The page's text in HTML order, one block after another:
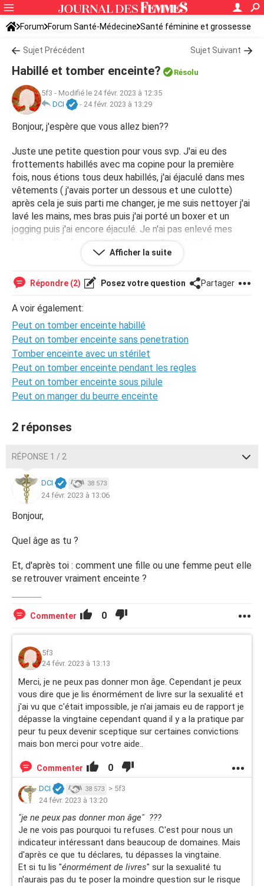
Forum Forum Santé-Médecine Santé féminine et grossesse
Tomber enceinte
Sujet Précédent Sujet Suivant
Habillé et tomber enceinte? Résolu
5f3 - Modifié le 24 févr. 2023 à 12:35
DCI
- 24 févr. 2023 à 13:29
Bonjour, j'espère que vous allez bien??
Juste une petite question pour vous svp. J'ai eu des
frottements habillés avec ma copine pour la première
fois, nous étions tous deux habillés, j'ai éjaculé dans mes
vêtements ( j'avais porter un dessous et une culotte)
après cela je suis parti me changer, je me suis nettoyer j'ai
lavé les mains, mes bras puis j'ai porté un boxer et un
jogging puis j'ai encore éjaculé. Je n'ai pas enlevé mes
habits ni elle. Je crois qu'elle ne peut pas tomber
enceinte, elle a vu ses règles et c'est fini hier. Cependant
femme peut avoir ses règles, être bien et être enceinte,
beaucoup pour votre aide d'avance.
Afficher la suite
Répondre (2) Posez votre question Partager
A voir également:
Peut on tomber enceinte habillé
Peut on tomber enceinte sans penetration
Tomber enceinte avec un stérilet
Peut on tomber enceinte pendant les regles
Peut on tomber enceinte sous pilule
Peut on manger du beurre enceinte
2 réponses
RÉPONSE 1 / 2
DCI 38 573
24 févr. 2023 à 13:06
Bonjour,
Quel âge as tu ?
Et, d'après toi : comment une fille ou une femme peut elle
se retrouver vraiment enceinte ?
Commenter 0
5f3
24 févr. 2023 à 13:13
Merci, je ne peux pas donner mon âge. Cependant je peux
vous dire que je lis énormément de livre sur la sexualité et
j'ai vu que c'était impossible, je n'ai jamais eu de rapport je
dépasse la vingtaine cependant quand il y a la pratique par
peur tu peux devenir sceptique sur certaines convictions
mais bon merci pour votre aide..
Commenter 0
DCI 38 573 > 5f3
24 févr. 2023 à 13:20
"je ne peux pas donner mon âge" ???
Je ne vois pas pourquoi tu refuses. C'est pour nous un
indicateur intéressant dans beaucoup de domaines. Mais
d'après ce que tu déclares, tu dépasses la vingtaine.
Et si tu lis "énormément de livres" sur la sexualité tu
n'aurais pas du te poser la moindre question sur le risque